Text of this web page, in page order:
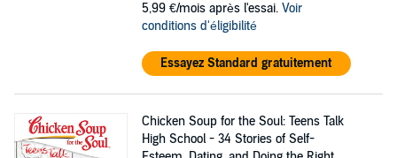
5,99 €/mois après l'essai. Voir
conditions d'éligibilité
Essayez Standard gratuitement
Chicken Soup for the Soul: Teens Talk
High School - 34 Stories of Self-